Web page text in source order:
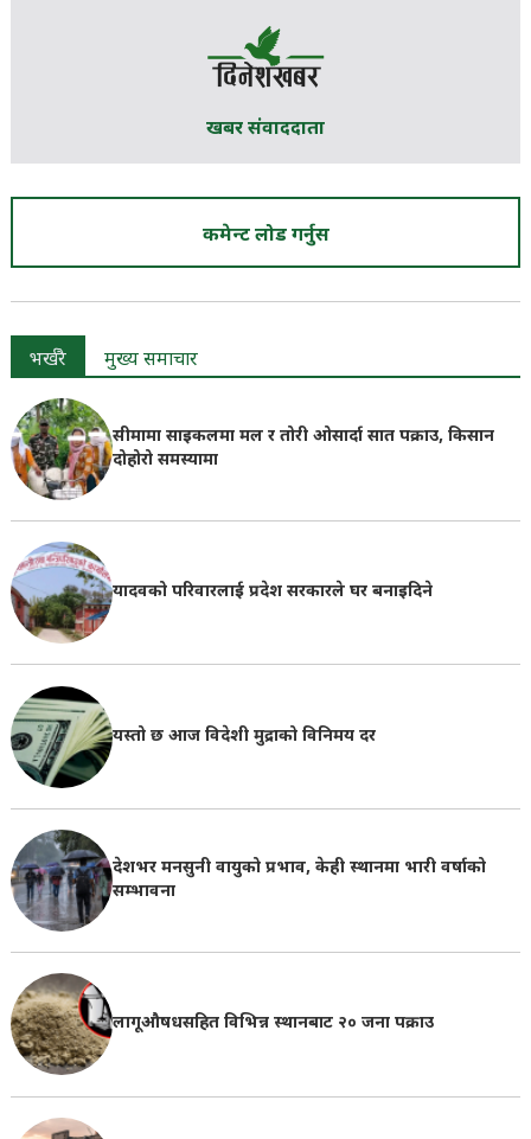
खबर संवाददाता
कमेन्ट लोड गर्नुस
भर्खरै मुख्य समाचार
सीमामा साइकलमा मल र तोरी ओसार्दा सात पक्राउ, किसान
दोहोरो समस्यामा
यादवको परिवारलाई प्रदेश सरकारले घर बनाइदिने
यस्तो छ आज विदेशी मुद्राको विनिमय दर
देशभर मनसुनी वायुको प्रभाव, केही स्थानमा भारी वर्षाको
सम्भावना
लागूऔषधसहित विभिन्न स्थानबाट २० जना पक्राउ